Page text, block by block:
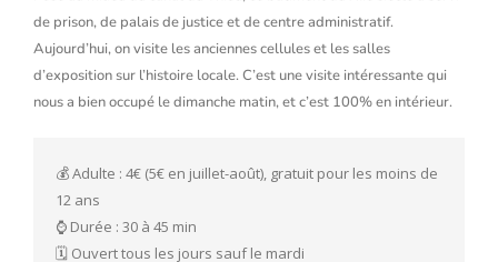
de prison, de palais de justice et de centre administratif.
Aujourd’hui, on visite les anciennes cellules et les salles
d’exposition sur l’histoire locale. C’est une visite intéressante qui
nous a bien occupé le dimanche matin, et c’est 100% en intérieur.
💰 Adulte : 4€ (5€ en juillet-août), gratuit pour les moins de
12 ans
⌚️ Durée : 30 à 45 min
🗓️ Ouvert tous les jours sauf le mardi